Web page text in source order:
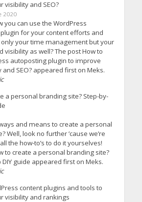
visibility and SEO?
2020
you can use the WordPress
for your content efforts and
your time management but your
visibility as well? The post How to
autoposting plugin to improve
and SEO? appeared first on Meks.
a personal branding site? Step-by-
and means to create a personal
Well, look no further ’cause we’re
the how-to’s to do it yourselves!
to create a personal branding site?
DIY guide appeared first on Meks.
content plugins and tools to
visibility and rankings